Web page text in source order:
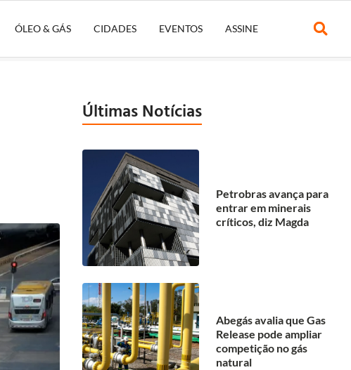
ÓLEO & GÁS CIDADES EVENTOS ASSINE
Últimas Notícias
Petrobras avança para
entrar em minerais
críticos, diz Magda
Abegás avalia que Gas
Release pode ampliar
competição no gás
natural